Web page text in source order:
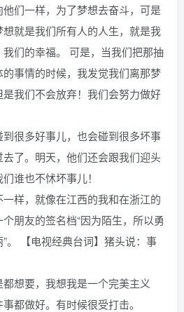
们一样，为了梦想去奋斗，可是
就是我们所有人的人生，就是我
们的幸福。 可是，当我们把那抽
事情的时候，我发觉我们离那梦
我们不会放弃！我们会努力做好
很多好事儿，也会碰到很多坏事
了。明天，他们还会跟我们迎头
谁也不怵坏事儿！
样，就像在江西的我和在浙江的
朋友的签名档“因为陌生，所以勇
。 【电视经典台词】猪头说：事
想要，我想我是一个完美主义
都做好。有时候很受打击。